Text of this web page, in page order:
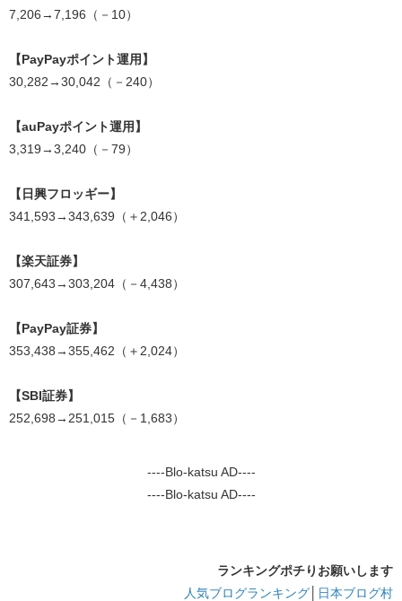
7,206→7,196（－10）
【PayPayポイント運用】
30,282→30,042（－240）
【auPayポイント運用】
3,319→3,240（－79）
【日興フロッギー】
341,593→343,639（＋2,046）
【楽天証券】
307,643→303,204（－4,438）
【PayPay証券】
353,438→355,462（＋2,024）
【SBI証券】
252,698→251,015（－1,683）
----Blo-katsu AD----
----Blo-katsu AD----
ランキングポチりお願いします
人気ブログランキング
日本ブログ村